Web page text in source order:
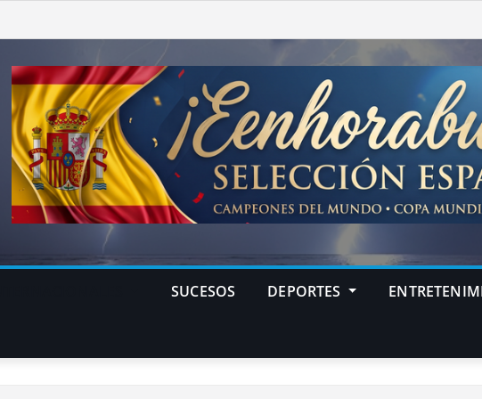
SUCESOS DEPORTES